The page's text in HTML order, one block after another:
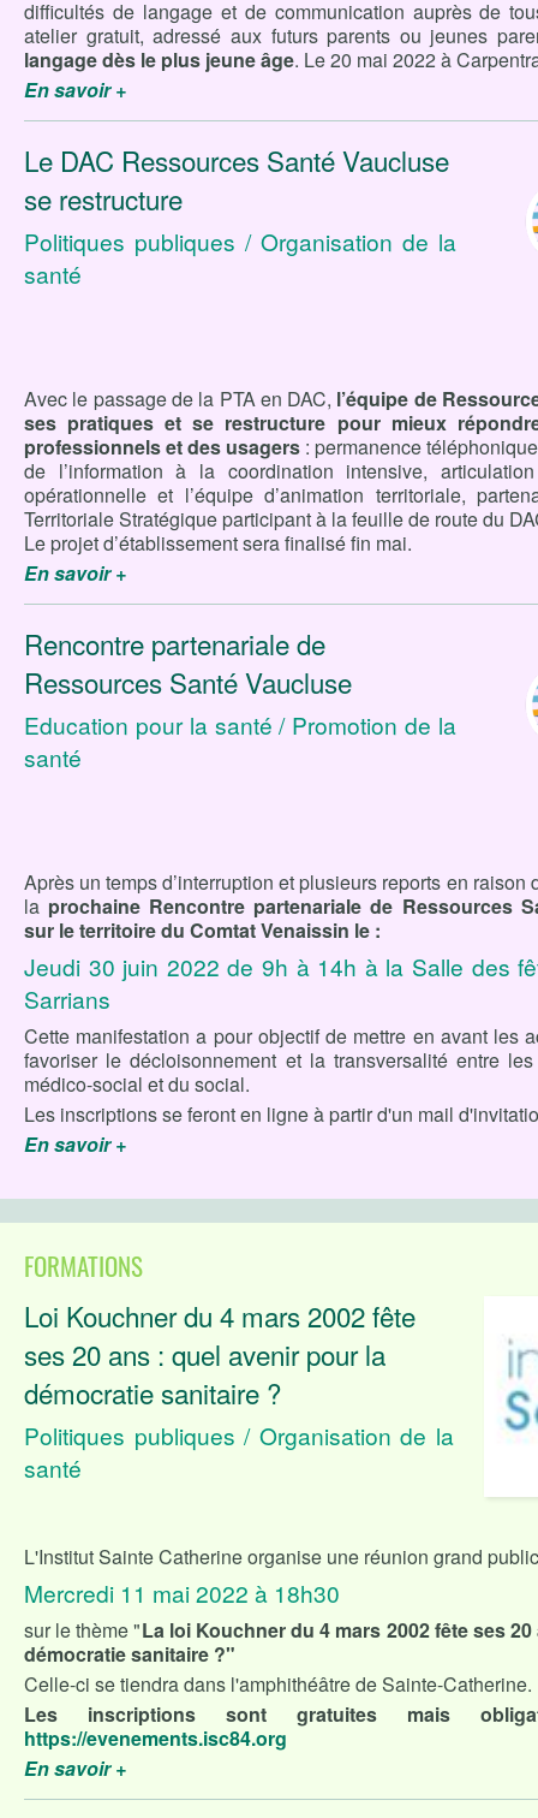
difficultés de langage et de communication auprès de
atelier gratuit, adressé aux futurs parents ou jeunes
langage dès le plus jeune âge. Le 20 mai 2022 à
En savoir +
Le DAC Ressources Santé Vaucluse
se restructure
Politiques publiques / Organisation de la
santé
Avec le passage de la PTA en DAC, l’équipe de
ses pratiques et se restructure pour mieux
professionnels et des usagers : permanence
de l’information à la coordination intensive,
opérationnelle et l’équipe d’animation territoriale,
Territoriale Stratégique participant à la feuille de route du
Le projet d’établissement sera finalisé fin mai.
En savoir +
Rencontre partenariale de
Ressources Santé Vaucluse
Education pour la santé / Promotion de la
santé
Après un temps d’interruption et plusieurs reports en
la prochaine Rencontre partenariale de Ressources
sur le territoire du Comtat Venaissin le :
Jeudi 30 juin 2022 de 9h à 14h à la Salle des
Sarrians
Cette manifestation a pour objectif de mettre en avant les
favoriser le décloisonnement et la transversalité entre
médico-social et du social.
Les inscriptions se feront en ligne à partir d'un mail
En savoir +
FORMATIONS
Loi Kouchner du 4 mars 2002 fête
ses 20 ans : quel avenir pour la
démocratie sanitaire ?
Politiques publiques / Organisation de la
santé
L'Institut Sainte Catherine organise une réunion grand
Mercredi 11 mai 2022 à 18h30
sur le thème "La loi Kouchner du 4 mars 2002 fête ses
démocratie sanitaire ?"
Celle-ci se tiendra dans l'amphithéâtre de Sainte-Catherine.
Les inscriptions sont gratuites mais
https://evenements.isc84.org
En savoir +